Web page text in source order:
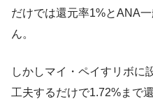
だけでは還元率1%とANA
ん。
しかしマイ・ペイすリボに
工夫するだけで1.72%まで